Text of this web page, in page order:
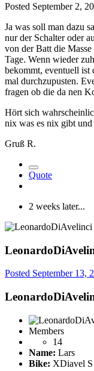
Posted September 2,
Ja was soll man dazu
nur der Schalter oder
von der Batt die
Tage. Wenn wieder
bekommt, eventuell ist
mal durchzupusten.
fragen ob die da nen
Hört sich
nix was es nix gibt
Gruß R.
Quote
2 weeks later...
Posted September 13,
Members
14
Name: Lars
Bike: XDiavel S